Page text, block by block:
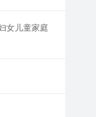
女儿童家庭